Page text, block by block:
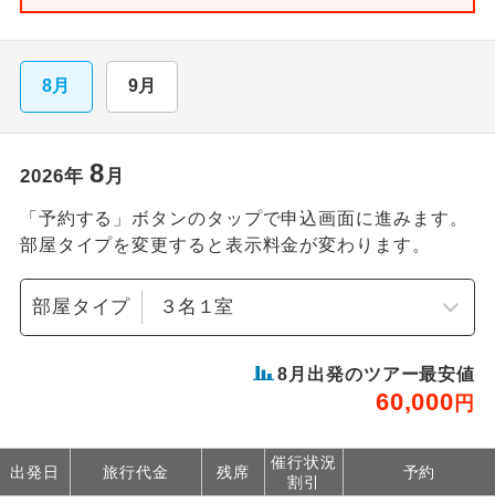
8月 9月
2026年 8月
「予約する」ボタンのタップで申込画面に進みます。
部屋タイプを変更すると表示料金が変わります。
部屋タイプ
8 月出発のツアー最安値
60,000 円
出発日 旅行代金 残席
催行状況
割引
予約